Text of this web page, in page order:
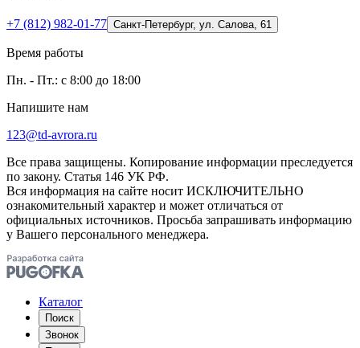
+7 (812) 982-01-77 Санкт-Петербург, ул. Салова, 61
Время работы
Пн. - Пт.: с 8:00 до 18:00
Напишите нам
123@td-avrora.ru
Все права защищены. Копирование информации преследуется
по закону. Статья 146 УК РФ.
Вся информация на сайте носит ИСКЛЮЧИТЕЛЬНО
ознакомительный характер и может отличаться от
официальных источников. Просьба запрашивать информацию
у Вашего персонального менеджера.
Каталог
Поиск
Звонок